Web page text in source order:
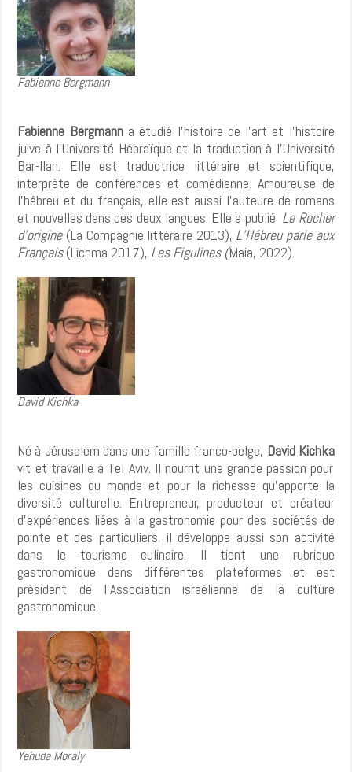
Fabienne Bergmann
Fabienne Bergmanna étudié l’histoire de l’art et l’histoire
juive à l’Université Hébraïque et la traduction à l’Université
Bar-Ilan. Elle est traductrice littéraire et scientifique,
interprète de conférences et comédienne. Amoureuse de
l’hébreu et du français, elle est aussi l’auteure de romans
et nouvelles dans ces deux langues. Elle a publié Le Rocher
d’origine(La Compagnie littéraire 2013), L’Hébreu parle aux
Français(Lichma 2017), Les Figulines (Maia, 2022).
David Kichka
Né à Jérusalem dans une famille franco-belge, David Kichka
vit et travaille à Tel Aviv. Il nourrit une grande passion pour
les cuisines du monde et pour la richesse qu’apporte la
diversité culturelle. Entrepreneur, producteur et créateur
d’expériences liées à la gastronomie pour des sociétés de
pointe et des particuliers, il développe aussi son activité
dans le tourisme culinaire. Il tient une rubrique
gastronomique dans différentes plateformes et est
président de l’Association israélienne de la culture
gastronomique.
Yehuda Moraly